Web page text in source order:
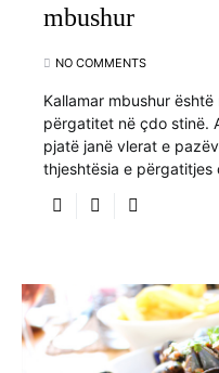
mbushur
NO COMMENTS
Kallamar mbushur
përgatitet në çdo stinë.
pjatë janë vlerat e
thjeshtësia e përgatitjes